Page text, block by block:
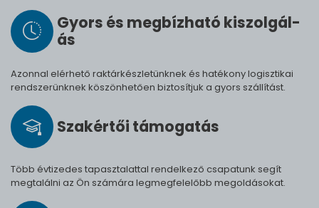
Gyors és meg­bíz­ha­tó ki­szol­gál­
ás
Azonnal elérhető raktárkészletünknek és hatékony logisztikai
rendszerünknek köszönhetően biztosítjuk a gyors szállítást.
Szak­értői tá­mo­ga­tás
Több évtizedes tapasztalattal rendelkező csapatunk segít
megtalálni az Ön számára legmegfelelőbb megoldásokat.